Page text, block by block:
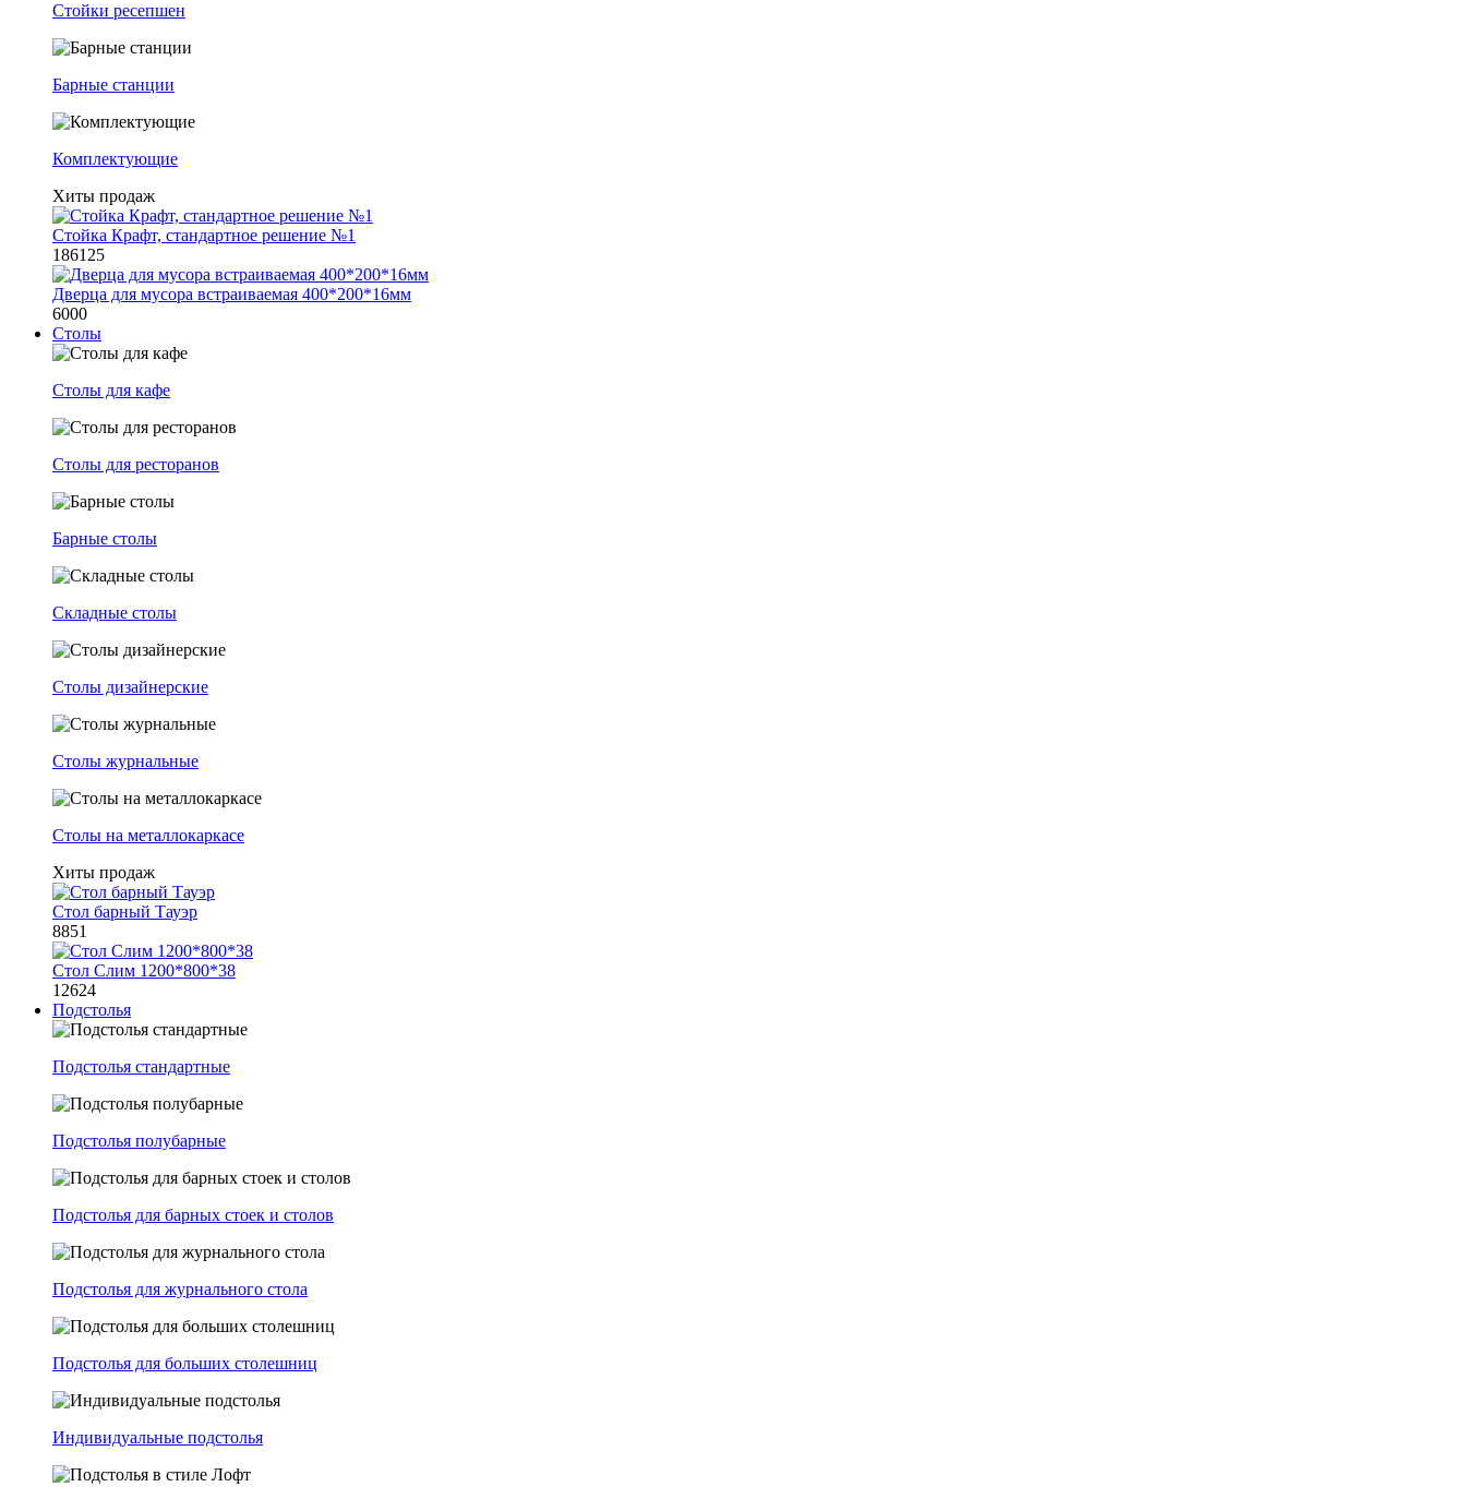
Стойки ресепшен
Барные станции
Комплектующие
Хиты продаж
Стойка Крафт, стандартное решение №1
186125
Дверца для мусора встраиваемая 400*200*16мм
6000
Столы
Столы для кафе
Столы для ресторанов
Барные столы
Складные столы
Столы дизайнерские
Столы журнальные
Столы на металлокаркасе
Хиты продаж
Стол барный Тауэр
8851
Стол Слим 1200*800*38
12624
Подстолья
Подстолья стандартные
Подстолья полубарные
Подстолья для барных стоек и столов
Подстолья для журнального стола
Подстолья для больших столешниц
Индивидуальные подстолья